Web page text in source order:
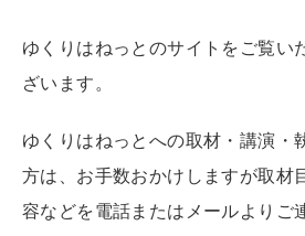
ゆくりはねっとのサイトをご覧い
ざいます。
ゆくりはねっとへの取材・講演・
方は、お手数おかけしますが取材
容などを電話またはメールよりご